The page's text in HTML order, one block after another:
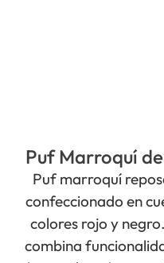
Puf Marroquí
Puf marroquí
confeccionado en
colores rojo y
combina